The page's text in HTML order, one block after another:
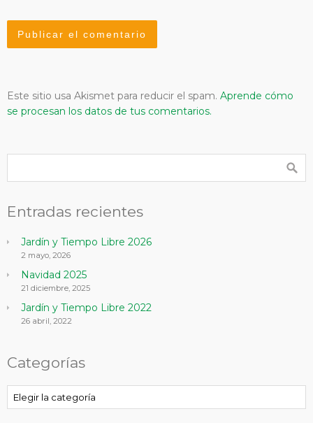
Este sitio usa Akismet para reducir el spam. Aprende cómo
se procesan los datos de tus comentarios.
Entradas recientes
Jardín y Tiempo Libre 2026
2 mayo, 2026
Navidad 2025
21 diciembre, 2025
Jardín y Tiempo Libre 2022
26 abril, 2022
Categorías
Categorías